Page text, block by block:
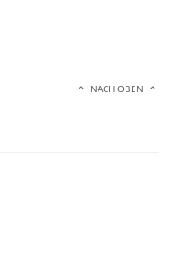
NACH OBEN